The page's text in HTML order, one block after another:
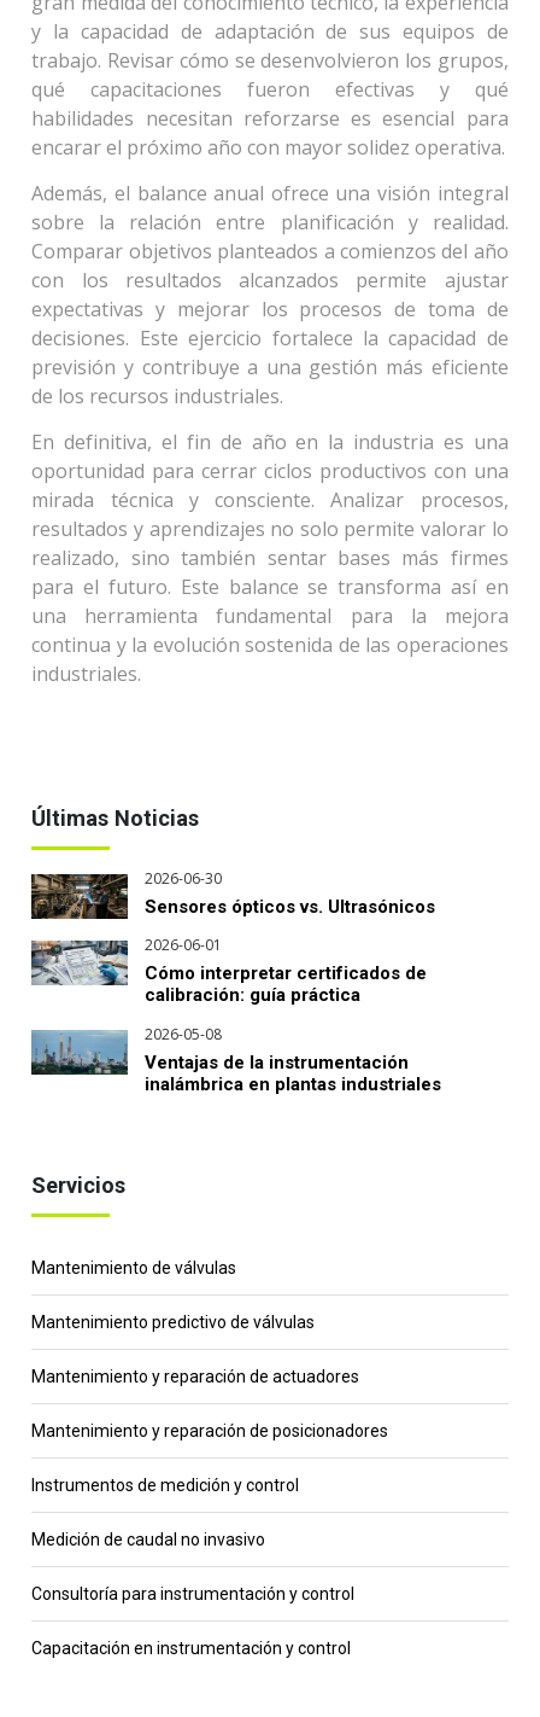
y la capacidad de adaptación de sus equipos de
trabajo. Revisar cómo se desenvolvieron los grupos,
qué capacitaciones fueron efectivas y qué
habilidades necesitan reforzarse es esencial para
encarar el próximo año con mayor solidez operativa.
Además, el balance anual ofrece una visión integral
sobre la relación entre planificación y realidad.
Comparar objetivos planteados a comienzos del año
con los resultados alcanzados permite ajustar
expectativas y mejorar los procesos de toma de
decisiones. Este ejercicio fortalece la capacidad de
previsión y contribuye a una gestión más eficiente
de los recursos industriales.
En definitiva, el fin de año en la industria es una
oportunidad para cerrar ciclos productivos con una
mirada técnica y consciente. Analizar procesos,
resultados y aprendizajes no solo permite valorar lo
realizado, sino también sentar bases más firmes
para el futuro. Este balance se transforma así en
una herramienta fundamental para la mejora
continua y la evolución sostenida de las operaciones
industriales.
Últimas Noticias
2026-06-30
Sensores ópticos vs. Ultrasónicos
2026-06-01
Cómo interpretar certificados de
calibración: guía práctica
2026-05-08
Ventajas de la instrumentación
inalámbrica en plantas industriales
Servicios
Mantenimiento de válvulas
Mantenimiento predictivo de válvulas
Mantenimiento y reparación de actuadores
Mantenimiento y reparación de posicionadores
Instrumentos de medición y control
Medición de caudal no invasivo
Consultoría para instrumentación y control
Capacitación en instrumentación y control